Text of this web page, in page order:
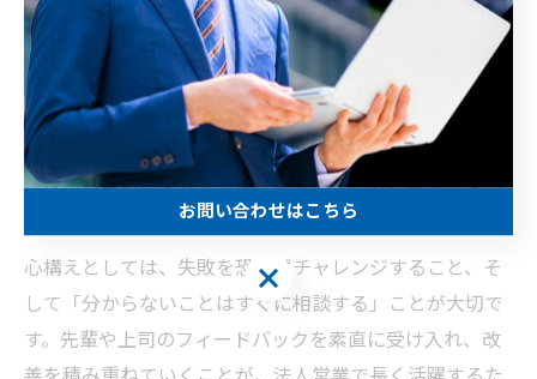
れます。
未経験者の場合、最初は緊張や不安もありますが、実践
的な研修やマニュアルが整っている会社なら、段階的に
業務を覚えていけます。特に名古屋市の営業現場では、
地域密着型の営業スタイルが効果的とされ、地元企業へ
の理解を深めることが成果につながります。
心構えとしては、失敗を恐れずチャレンジすること、そ
して「分からないことはすぐに相談する」ことが大切で
す。先輩や上司のフィードバックを素直に受け入れ、改
お問い合わせはこちら
お問い合わせはこちら